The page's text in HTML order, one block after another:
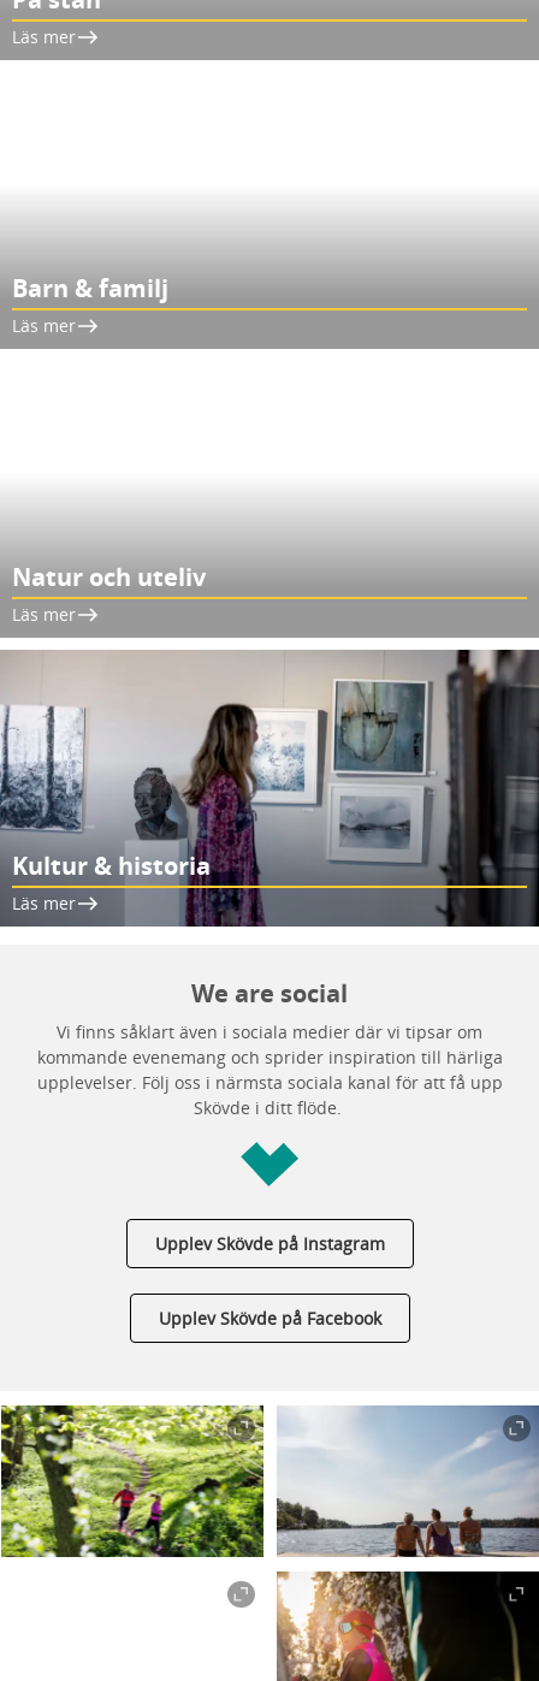
Läs mer
Barn & familj
Läs mer
Natur och uteliv
Läs mer
Kultur & historia
Läs mer
We are social
Vi finns såklart även i sociala medier där vi tipsar om
kommande evenemang och sprider inspiration till härliga
upplevelser. Följ oss i närmsta sociala kanal för att få upp
Skövde i ditt flöde.
Upplev Skövde på Instagram
Upplev Skövde på Facebook